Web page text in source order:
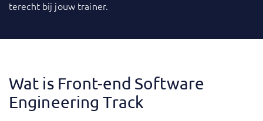
terecht bij jouw trainer.
Wat is Front-end Software
Engineering Track